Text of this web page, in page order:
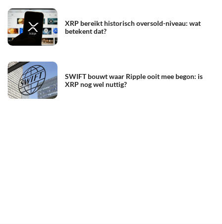
XRP bereikt historisch oversold-niveau: wat
betekent dat?
SWIFT bouwt waar Ripple ooit mee begon: is
XRP nog wel nuttig?